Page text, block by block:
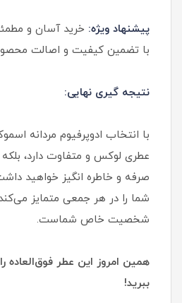
پیشنهاد ویژه: خرید آسان و
با تضمین کیفیت و اصالت
نتیجه گیری نهایی:
با انتخاب ادوپرفیوم مردانه
عطری لوکس و متفاوت دارد،
صرفه و خاطره انگیز خواهید
شما را در هر جمعی متمایز
شخصیت خاص شماست.
همین امروز این عطر فوق‌العاده
ببرید!